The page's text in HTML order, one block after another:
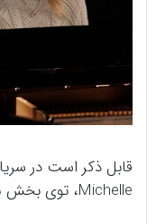
Michelle، توی بخش موسیقی هم نقش داسته و